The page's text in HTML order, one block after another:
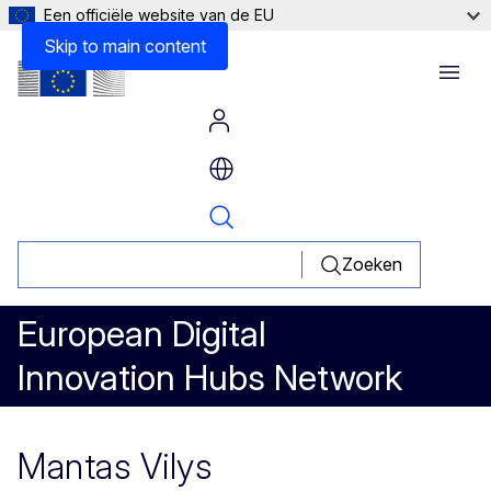
Skip to main content
Een officiële website van de EU
Zoeken
European Digital
Innovation Hubs Network
Menu
Mantas Vilys